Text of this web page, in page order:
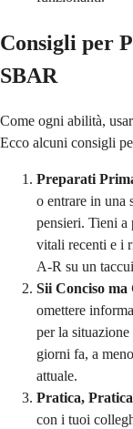
Consigli per
SBAR
Come ogni abilità,
Ecco alcuni consigli
Preparati
o entrare in una
pensieri. Tieni a
vitali recenti e i
A-R su un
Sii Conciso ma
omettere
per la
giorni fa, a
attuale.
Pratica,
con i tuoi